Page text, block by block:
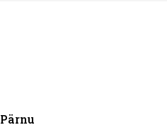
Pärnu